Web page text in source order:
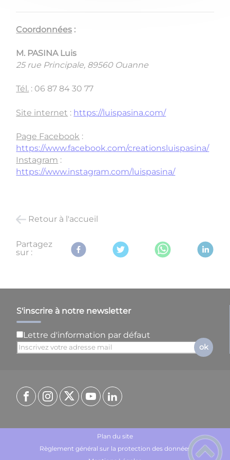
Coordonnées :
M. PASINA Luis
25 rue Principale, 89560 Ouanne
Tél. : 06 87 84 30 77
Site internet : https://luispasina.com/
Page Facebook :
https://www.facebook.com/creationsluispasina/
Instagram :
https://www.instagram.com/luispasina/
Retour à l'accueil
Partagez
sur :
S'inscrire à notre newsletter
Lettre d'information par défaut
ok
Plan du site
Règlement général sur la protection des données